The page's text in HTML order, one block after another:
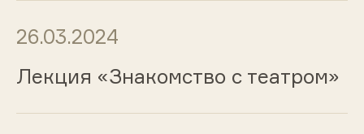
26.03.2024
Лекция «Знакомство с театром»